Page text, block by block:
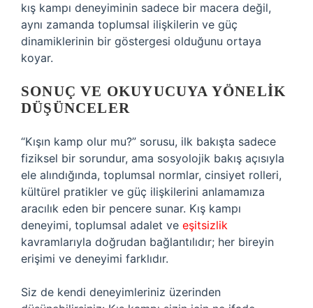
kış kampı deneyiminin sadece bir macera değil,
aynı zamanda toplumsal ilişkilerin ve güç
dinamiklerinin bir göstergesi olduğunu ortaya
koyar.
SONUÇ VE OKUYUCUYA YÖNELIK
DÜŞÜNCELER
“Kışın kamp olur mu?” sorusu, ilk bakışta sadece
fiziksel bir sorundur, ama sosyolojik bakış açısıyla
ele alındığında, toplumsal normlar, cinsiyet rolleri,
kültürel pratikler ve güç ilişkilerini anlamamıza
aracılık eden bir pencere sunar. Kış kampı
deneyimi, toplumsal adalet ve eşitsizlik
kavramlarıyla doğrudan bağlantılıdır; her bireyin
erişimi ve deneyimi farklıdır.
Siz de kendi deneyimleriniz üzerinden